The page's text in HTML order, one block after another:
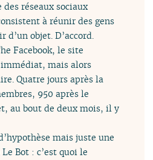
des réseaux sociaux
à réunir des gens
objet. D’accord.
Facebook, le site
mais alors
Quatre jours après la
950 après le
au bout de deux mois, il y
mais juste une
Bot : c’est quoi le